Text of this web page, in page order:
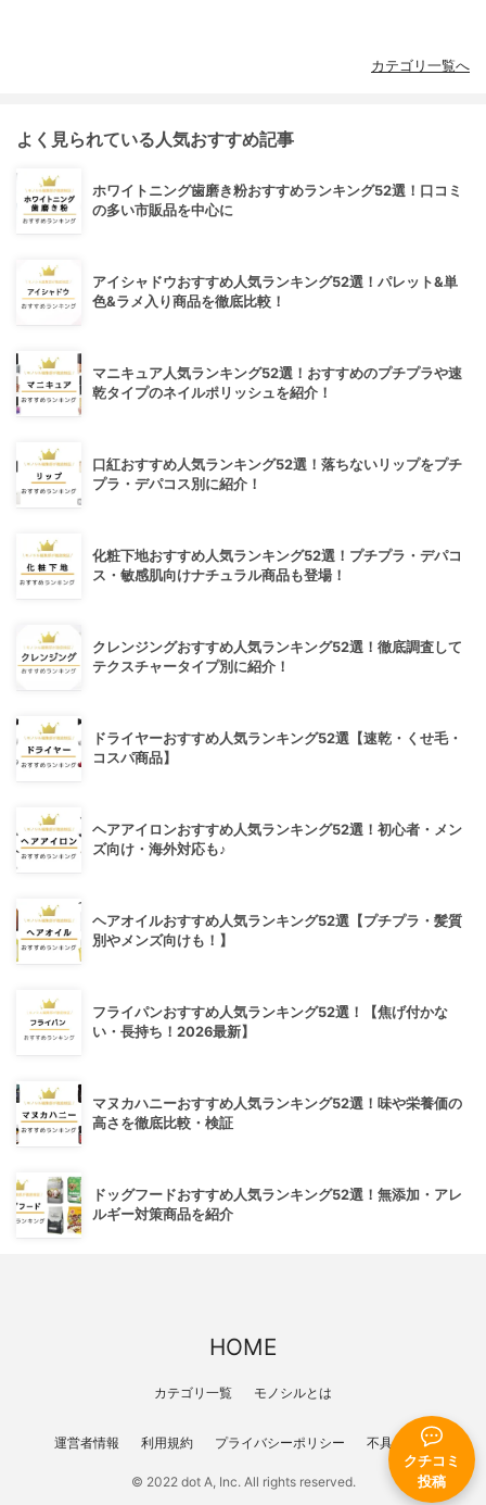
クチコミ
投稿
カテゴリ一覧へ
よく見られている人気おすすめ記事
ホワイトニング歯磨き粉おすすめランキング52選！口コミ
の多い市販品を中心に
アイシャドウおすすめ人気ランキング52選！パレット&単
色&ラメ入り商品を徹底比較！
マニキュア人気ランキング52選！おすすめのプチプラや速
乾タイプのネイルポリッシュを紹介！
口紅おすすめ人気ランキング52選！落ちないリップをプチ
プラ・デパコス別に紹介！
化粧下地おすすめ人気ランキング52選！プチプラ・デパコ
ス・敏感肌向けナチュラル商品も登場！
クレンジングおすすめ人気ランキング52選！徹底調査して
テクスチャータイプ別に紹介！
ドライヤーおすすめ人気ランキング52選【速乾・くせ毛・
コスパ商品】
ヘアアイロンおすすめ人気ランキング52選！初心者・メン
ズ向け・海外対応も♪
ヘアオイルおすすめ人気ランキング52選【プチプラ・髪質
別やメンズ向けも！】
フライパンおすすめ人気ランキング52選！【焦げ付かな
い・長持ち！2026最新】
マヌカハニーおすすめ人気ランキング52選！味や栄養価の
高さを徹底比較・検証
ドッグフードおすすめ人気ランキング52選！無添加・アレ
ルギー対策商品を紹介
HOME
カテゴリ一覧 モノシルとは
運営者情報 利用規約 プライバシーポリシー 不具合報告
© 2022 dot A, Inc. All rights reserved.